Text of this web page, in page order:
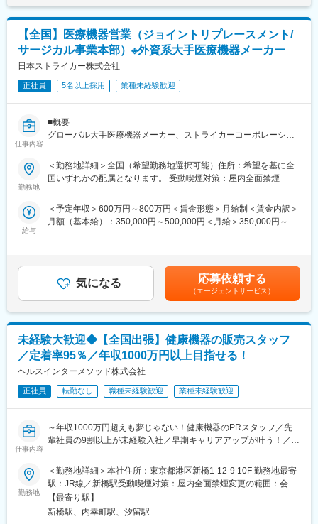
◎戦略と現場の往復：事業計画の策定から商談現場での仮説検証
まで、抽象と具体を行き来する裁量があります
変更の範囲：会社の定める業務
ブルシューティングをお任せいたします。
■具体的な業務内容
・ネットワーク担当企業・社内担当者との調整
・医療機関様の現状のネットワーク構成の把握
・電子カルテを利用するための通信要件、セキュリティ要件を満
たすかの調査
・お客様による院内ネットワークのセキュリティ対策推進の支援
・医療機器との連携に必要な要件とセキュリティ対策をふまえた
ネットワークの設計とご提案
・電子カルテ導入に伴う結合テスト時のネットワークに関する技
術的な支援
グ
・インフラに関わるソリューションのご提案を通して、医療の現
場を技術的な側面から解決する役割を担えます。
・フルリモート環境でインフラエンジニアとして働くことが可能
・小~中規模程度の医療機関様の導入が多いためドメインの知識を
学びながら業務経験を積むことができます。
【全国】医療機器営業（ジョイントリプレースメント/
サージカル事業本部）※外資系大手医療機器メーカー
日本ストライカー株式会社
正社員 5名以上採用 業種未経験歓迎
仕事内容
■概要
グローバル大手医療機器メーカー、ストライカーコーポレーショ
て、担当エリアでの売上拡大に貢献いただきます。※担当エリア…
お住いの地域やご希望を加味して決定します。
【ジョイントリプレースメント/サージカル事業本部】
人工関節手術用製品、手術室用備品 人工関節関連製品において高
貢献しています。 長年にわたって築き上げた技術を活かし、患者
さんだけではなく医療従事者の 健康や労働環境にも配慮した手術
室装備品にも注力し、医療に貢献しています。
＊CAS=Computer-Assisted Surgery ナビゲーションシステムやロ
ボティクス技術を用いた手術支援システム
■業務詳細
・担当する製品の提案、技術サポート
・医療機関へのサポート（手術立ち会い、勉強・セミナーの主催
など）
・各種学会への参加
配属先の「ジョイントリプレースメント/サージカル事業本部」
は、数ある同社の事業部の中で最も売上比率の大きい事業部の一
つです。慢性的な関節疾患に用いる人工関節や、業界随一のシェ
アを誇る整形外科用手術ロボット「Mako」のほか、手術現場の課
題を解決するための様々なデバイスを取り扱っています。
勤務地
＜勤務地詳細＞全国（希望勤務地選択可能）住所：希望を基に全
国いずれかの配属となります。 受動喫煙対策：屋内全面禁煙
給与
＜予定年収＞600万円～800万円＜賃金形態＞月給制＜賃金内訳＞
月額（基本給）：350,000円～500,000円＜月給＞350,000円～
可能性があります。賃金はあくまでも目安の金額であり、選考を
通じて上下する可能性があります。月給(月額)は固定手当を含めた
表記です。
気になる 応募依頼する
（エージェントサービス）
未経験大歓迎◆【全国出張】健康機器の販売スタッフ
／定着率95％／年収1000万円以上目指せる！
ヘルスインターメソッド株式会社
正社員 転勤なし 職種未経験歓迎 業種未経験歓迎
仕事内容
～年収1000万円超えも夢じゃない！健康機器のPRスタッフ／先
輩社員の9割以上が未経験入社／早期キャリアアップが叶う！／社
【仕事内容】
全国の商業施設や大型スーパー、ドンキ、駐車場内プレハブ会場
などで開催される、
長期型の“体験イベント” にて、家庭用医療機器の PR・体験サポー
勤務地
＜勤務地詳細＞本社住所：東京都港区新橋1-12-9 10F 勤務地最寄
駅：JR線／新橋駅受動喫煙対策：屋内全面禁煙変更の範囲：会社
の定める事業所
【最寄り駅】
新橋駅、内幸町駅、汐留駅